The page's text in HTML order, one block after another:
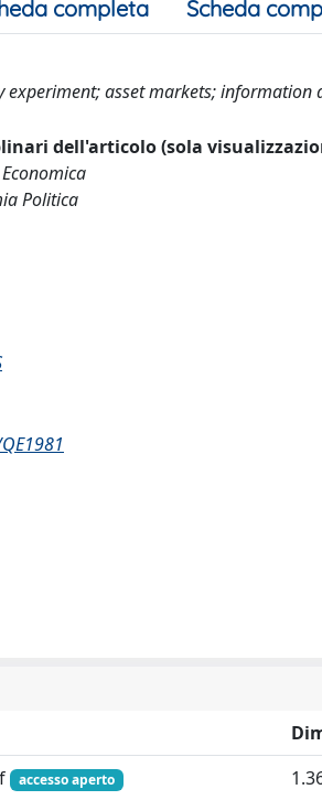
completa Scheda
experiment; asset markets;
dell'articolo (sola
Politica
accesso aperto